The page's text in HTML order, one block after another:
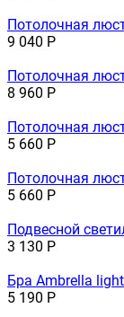
Потолочная
9 040 Р
Потолочная
8 960 Р
Потолочная
5 660 Р
Потолочная
5 660 Р
Подвесной
3 130 Р
Бра Ambrella
5 190 Р